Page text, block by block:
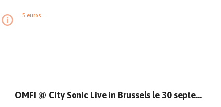
5 euros
OMFI @ City Sonic Live in Brussels le 30 septembre